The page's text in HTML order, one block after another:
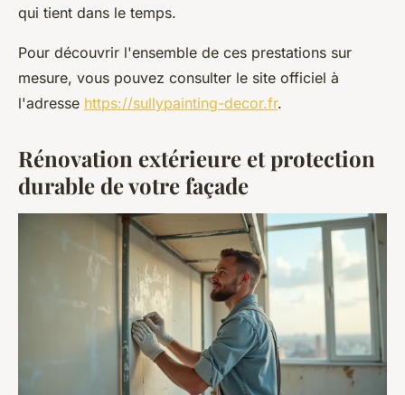
qui tient dans le temps.
Pour découvrir l'ensemble de ces prestations sur
mesure, vous pouvez consulter le site officiel à
l'adresse https://sullypainting-decor.fr.
Rénovation extérieure et protection
durable de votre façade